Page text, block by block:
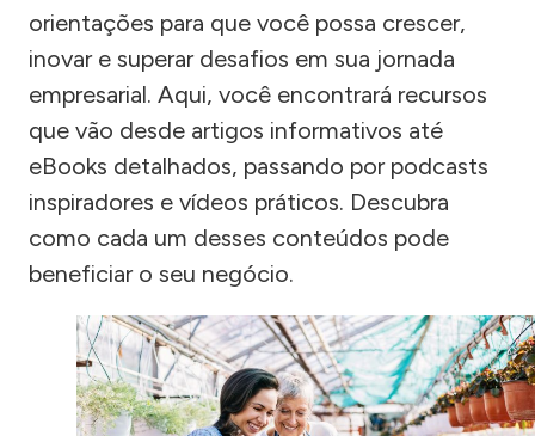
orientações para que você possa crescer,
inovar e superar desafios em sua jornada
empresarial. Aqui, você encontrará recursos
que vão desde artigos informativos até
eBooks detalhados, passando por podcasts
inspiradores e vídeos práticos. Descubra
como cada um desses conteúdos pode
beneficiar o seu negócio.